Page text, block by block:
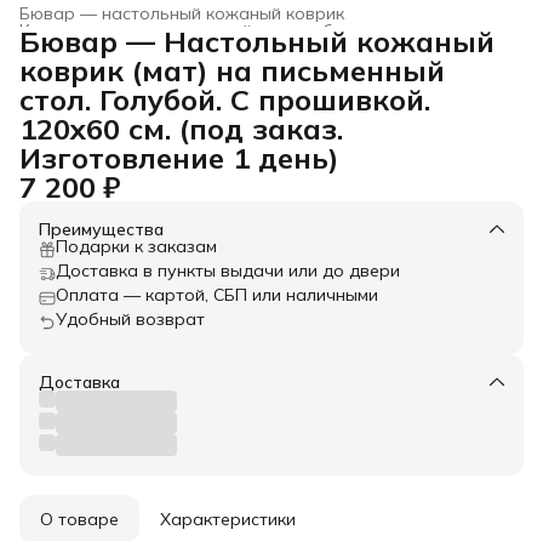
Бювар — настольный кожаный коврик
Коврики для компьютерной мыши и бювары
Аксессуары
Товары из натуральной кожи ›
Главная ›
Бювар — Настольный кожаный
коврик (мат) на письменный
стол. Голубой. С прошивкой.
120x60 см. (под заказ.
Изготовление 1 день)
7 200 ₽
Преимущества
Подарки к заказам
Доставка в пункты выдачи или до двери
Оплата — картой, СБП или наличными
Удобный возврат
Доставка
О товаре Характеристики